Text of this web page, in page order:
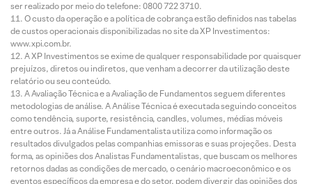
ser realizado por meio do telefone: 0800 722 3710.
O custo da operação e a política de cobrança estão definidos nas tabelas
de custos operacionais disponibilizadas no site da XP Investimentos:
www.xpi.com.br.
A XP Investimentos se exime de qualquer responsabilidade por quaisquer
prejuízos, diretos ou indiretos, que venham a decorrer da utilização deste
relatório ou seu conteúdo.
A Avaliação Técnica e a Avaliação de Fundamentos seguem diferentes
metodologias de análise. A Análise Técnica é executada seguindo conceitos
como tendência, suporte, resistência, candles, volumes, médias móveis
entre outros. Já a Análise Fundamentalista utiliza como informação os
resultados divulgados pelas companhias emissoras e suas projeções. Desta
forma, as opiniões dos Analistas Fundamentalistas, que buscam os melhores
retornos dadas as condições de mercado, o cenário macroeconômico e os
eventos específicos da empresa e do setor, podem divergir das opiniões dos